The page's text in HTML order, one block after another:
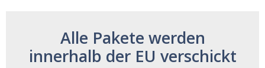
Alle Pakete werden
innerhalb der EU verschickt